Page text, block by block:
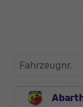
Fahrzeugnr.